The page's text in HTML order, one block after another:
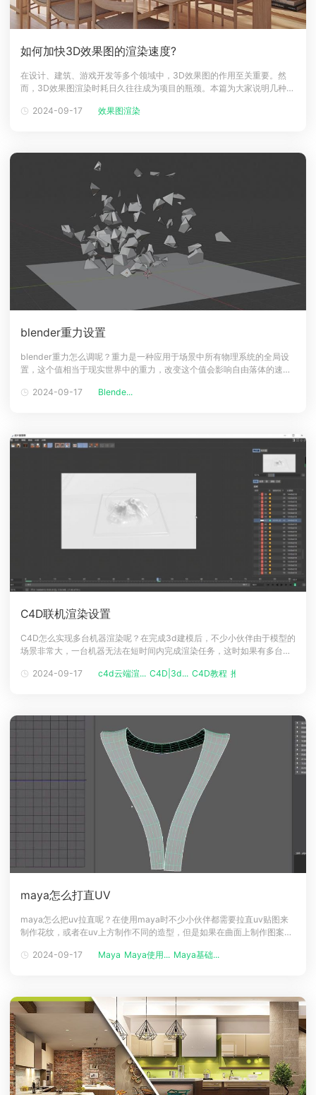
如何加快3D效果图的渲染速度?
在设计、建筑、游戏开发等多个领域中，3D效果图的作用至关重要。然
而，3D效果图渲染时耗日久往往成为项目的瓶颈。本篇为大家说明几种提
约时间和资源。理解3D渲染工作原理3D渲染是将三维模型转换成二维图
2024-09-17 效果图渲染
blender重力设置
blender重力怎么调呢？重力是一种应用于场景中所有物理系统的全局设
置，这个值相当于现实世界中的重力，改变这个值会影响自由落体的速
blender找到右侧功能栏中的【场景属性】。2、点击【场景属性】会出现
2024-09-17 Blende...
C4D联机渲染设置
C4D怎么实现多台机器渲染呢？在完成3d建模后，不少小伙伴由于模型的
场景非常大，一台机器无法在短时间内完成渲染任务，这时如果有多台电
器上渲染，这种方式可帮助你快速的出图。下面一起来简单看看C4D联机
2024-09-17 c4d云端渲... C4D|3d... C4D教程
maya怎么打直UV
maya怎么把uv拉直呢？在使用maya时不少小伙伴都需要拉直uv贴图来
制作花纹，或者在uv上方制作不同的造型，但是如果在曲面上制作图案，
就能轻松的制作花纹了，下面一起来看看使用教程吧！maya中的UV介绍
2024-09-17 Maya Maya使用... Maya基础...